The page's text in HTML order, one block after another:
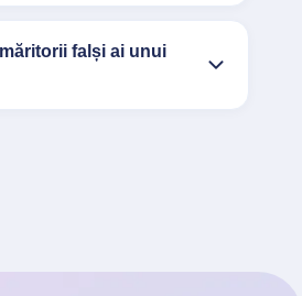
falși ai unui